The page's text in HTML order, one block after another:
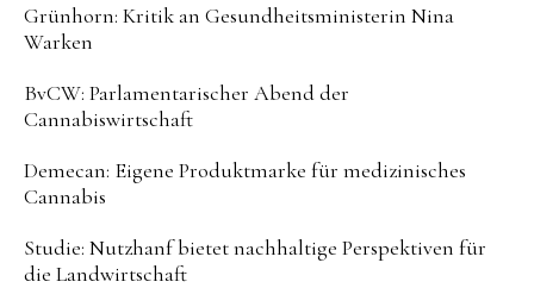
Grünhorn: Kritik an Gesundheitsministerin Nina
Warken
BvCW: Parlamentarischer Abend der
Cannabiswirtschaft
Demecan: Eigene Produktmarke für medizinisches
Cannabis
Studie: Nutzhanf bietet nachhaltige Perspektiven für
die Landwirtschaft